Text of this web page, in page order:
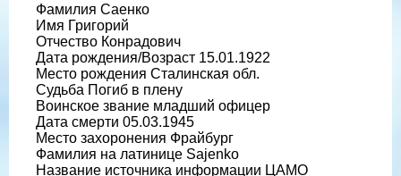
Фамилия Саенко
Имя Григорий
Отчество Конрадович
Дата рождения/Возраст 15.01.1922
Место рождения Сталинская обл.
Судьба Погиб в плену
Воинское звание младший офицер
Дата смерти 05.03.1945
Место захоронения Фрайбург
Фамилия на латинице Sajenko
Название источника информации ЦАМО